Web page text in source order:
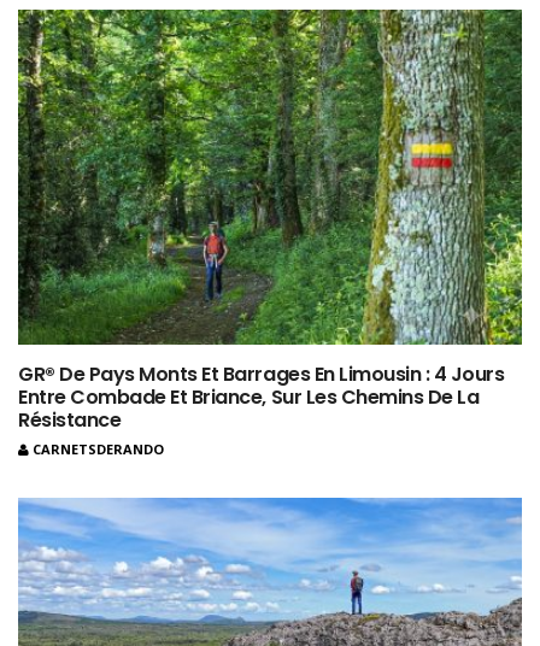
GR® De Pays Monts Et Barrages En Limousin : 4 Jours
Entre Combade Et Briance, Sur Les Chemins De La
Résistance
CARNETSDERANDO